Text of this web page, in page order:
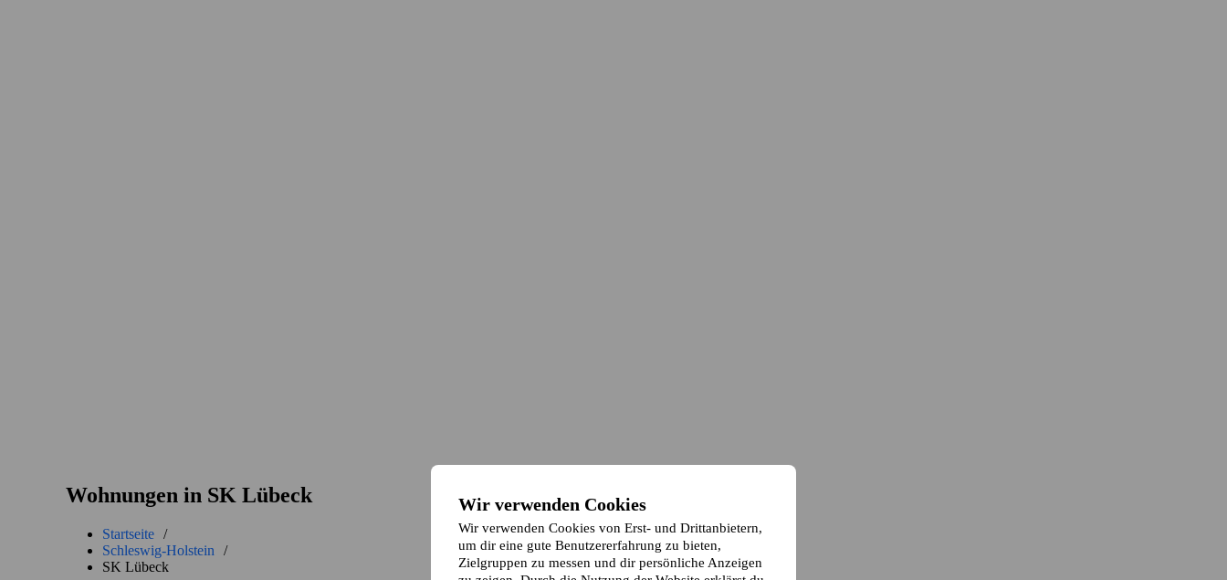
Wir verwenden Cookies
Wir verwenden Cookies von Erst- und Drittanbietern,
um dir eine gute Benutzererfahrung zu bieten,
Zielgruppen zu messen und dir persönliche Anzeigen
Wohnungen in SK Lübeck
Startseite /
Schleswig-Holstein
/
SK Lübeck